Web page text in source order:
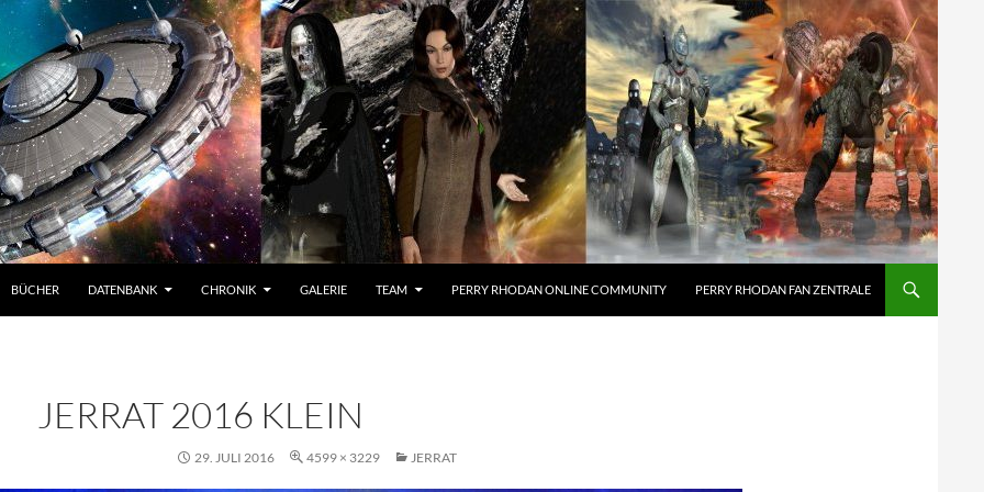
BÜCHER DATENBANK CHRONIK GALERIE TEAM PERRY RHODAN ONLINE COMMUNITY PERRY RHODAN FAN ZENTRALE
JERRAT 2016 KLEIN
29. JULI 2016 4599 × 3229 JERRAT